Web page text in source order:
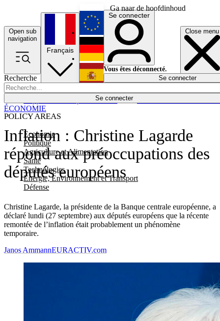
Ga naar de hoofdinhoud
Open sub
navigation
Close menu
Recherche
Se connecter
POLICY AREAS
Economie
Politique
Agriculture et Alimentation
Santé
Technologies
Energie, Environnement et Transport
Défense
Économie
Français
English
Deutsch
Español
Se connecter
Vous êtes déconnecté.
Se connecter
Inflation : Christine Lagarde
répond aux préoccupations des
députés européens
Christine Lagarde, la présidente de la Banque centrale européenne, a
déclaré lundi (27 septembre) aux députés européens que la récente
remontée de l’inflation était probablement un phénomène
temporaire.
ÉCONOMIE
Janos AmmannEURACTIV.com